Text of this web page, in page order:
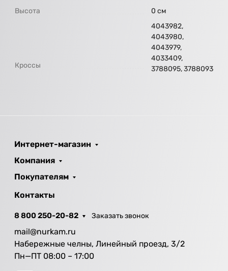
Высота 0 см
Кроссы
4043982,
4043980,
4043979,
4033409,
3788095, 3788093
Интернет-магазин
Компания
Покупателям
Контакты
8 800 250-20-82 Заказать звонок
mail@nurkam.ru
Набережные челны, Линейный проезд, 3/2
Пн—ПТ 08:00 – 17:00